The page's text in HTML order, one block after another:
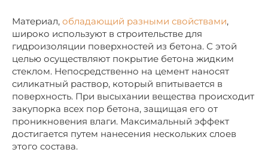
Материал, обладающий разными свойствами,
широко используют в строительстве для
гидроизоляции поверхностей из бетона. С этой
целью осуществляют покрытие бетона жидким
стеклом. Непосредственно на цемент наносят
силикатный раствор, который впитывается в
поверхность. При высыхании вещества происходит
закупорка всех пор бетона, защищая его от
проникновения влаги. Максимальный эффект
достигается путем нанесения нескольких слоев
этого состава.